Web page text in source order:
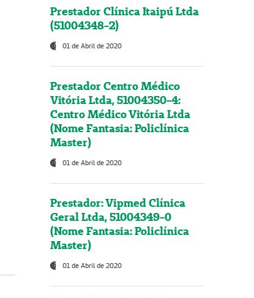
Prestador Clínica Itaipú Ltda
(51004348-2)
01 de Abril de 2020
Prestador Centro Médico
Vitória Ltda, 51004350-4:
Centro Médico Vitória Ltda
(Nome Fantasia: Policlínica
Master)
01 de Abril de 2020
Prestador: Vipmed Clínica
Geral Ltda, 51004349-0
(Nome Fantasia: Policlínica
Master)
01 de Abril de 2020